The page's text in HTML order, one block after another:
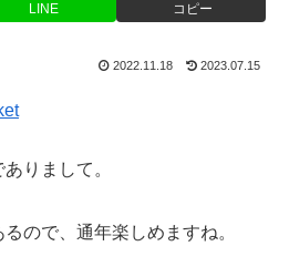
LINE コピー
2022.11.18 2023.07.15
りまして。
ので、通年楽しめますね。